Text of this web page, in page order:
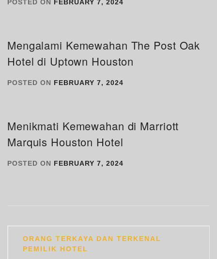
POSTED ON FEBRUARY 7, 2024
Mengalami Kemewahan The Post Oak
Hotel di Uptown Houston
POSTED ON FEBRUARY 7, 2024
Menikmati Kemewahan di Marriott
Marquis Houston Hotel
POSTED ON FEBRUARY 7, 2024
navigation
ORANG TERKAYA DAN TERKENAL
PEMILIK HOTEL